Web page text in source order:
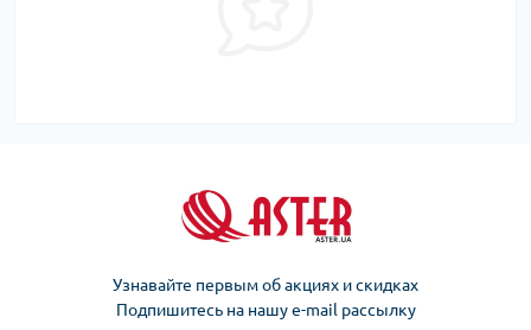
Узнавайте первым об акциях и скидках
Подпишитесь на нашу e-mail рассылку